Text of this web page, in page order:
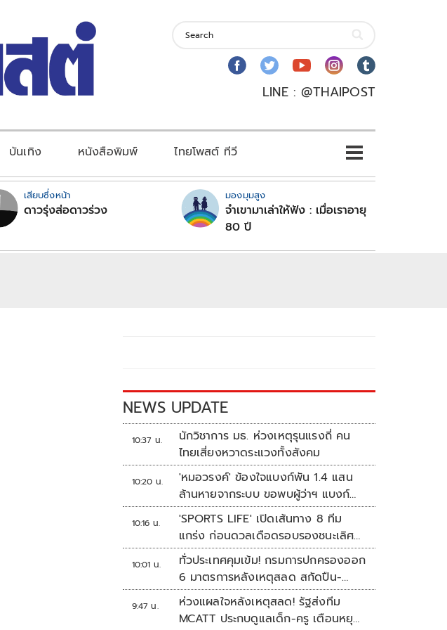
LINE : @THAIPOST
บันเทิง หนังสือพิมพ์ ไทยโพสต์ ทีวี
เสียบซึ่งหน้า
ดาวรุ่งส่อดาวร่วง
มองมุมสูง
จำเขามาเล่าให้ฟัง : เมื่อเราอายุ
80 ปี
NEWS UPDATE
10:37 น.
นักวิชาการ มธ. ห่วงเหตุรุนแรงถี่ คน
ไทยเสี่ยงหวาดระแวงทั้งสังคม
10:20 น.
'หมอวรงค์' ข้องใจแบงก์พัน 1.4 แสน
ล้านหายจากระบบ ขอพบผู้ว่าฯ แบงก์
ชาติ
10:16 น.
'SPORTS LIFE' เปิดเส้นทาง 8 ทีม
แกร่ง ก่อนดวลเดือดรอบรองชนะเลิศ
ศึก 'วอลเลย์บอลนักเรียน แชมป์
กีฬา 7HD 2026'
10:01 น.
ทั่วประเทศคุมเข้ม! กรมการปกครองออก
6 มาตรการหลังเหตุสลด สกัดปืน-
ป้องกันเลียนแบบ
9:47 น.
ห่วงแผลใจหลังเหตุสลด! รัฐส่งทีม
MCATT ประกบดูแลเด็ก-ครู เตือนหยุด